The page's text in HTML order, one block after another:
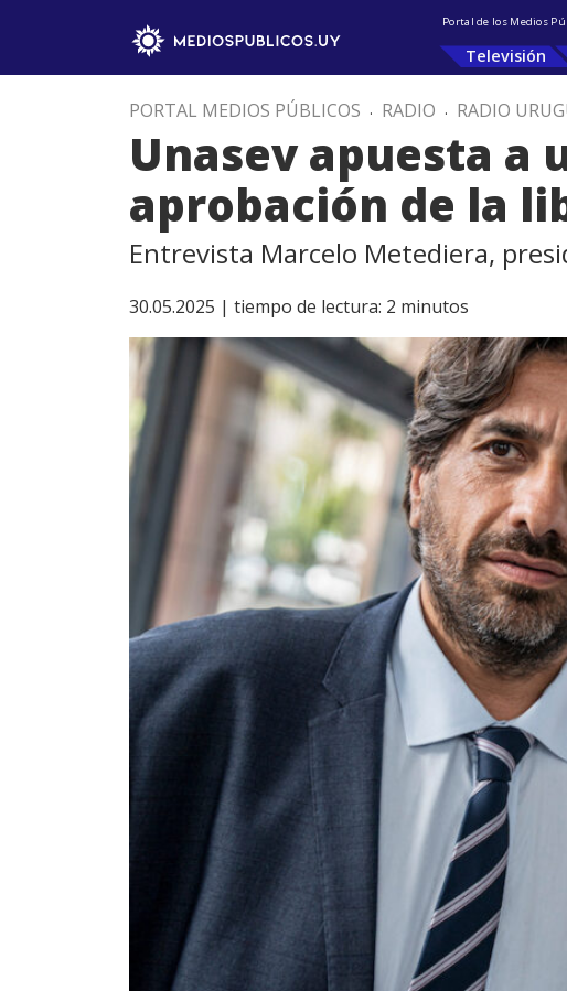
Portal de los Medios
Televisión
PORTAL MEDIOS PÚBLICOS . RADIO . RADIO
Unasev apuesta a
aprobación de la
Entrevista Marcelo Metediera,
30.05.2025 | tiempo de lectura: 2 minutos